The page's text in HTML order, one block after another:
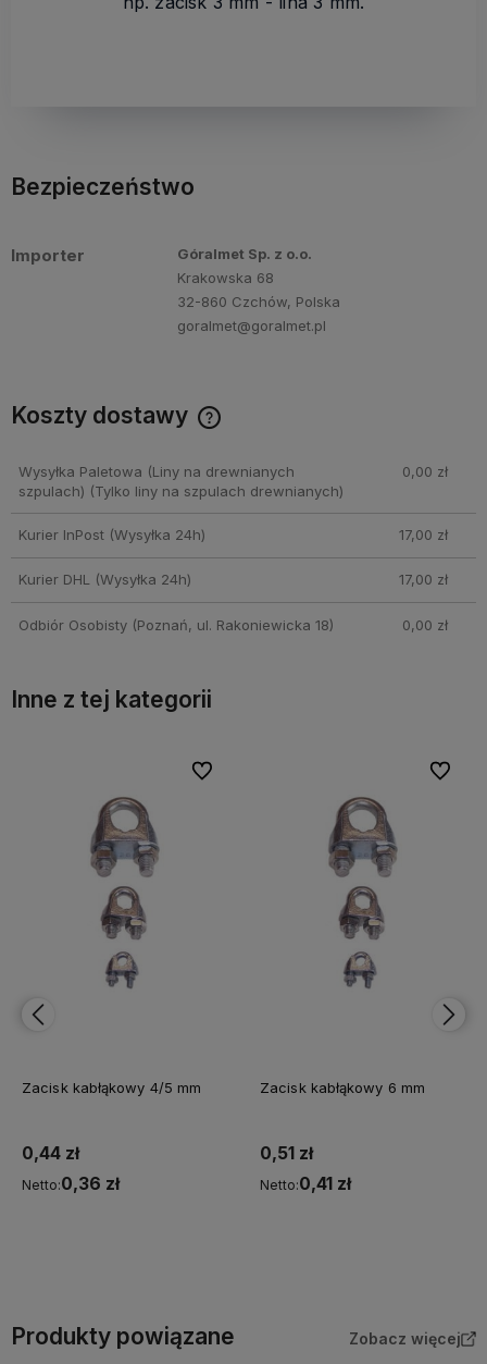
Bezpieczeństwo
Importer
Góralmet Sp. z o.o.
Krakowska 68
32-860 Czchów, Polska
goralmet@goralmet.pl
Koszty dostawy
Wysyłka Paletowa (Liny na drewnianych
szpulach) (Tylko liny na szpulach drewnianych)
0,00 zł
Kurier InPost(Wysyłka 24h) 17,00 zł
Kurier DHL(Wysyłka 24h) 17,00 zł
Odbiór Osobisty(Poznań, ul. Rakoniewicka 18) 0,00 zł
Inne z tej kategorii
Zacisk kabłąkowy 4/5 mm
0,44 zł
Netto:0,36 zł
Do ulubionych
Do ulubionych
Zacisk kabłąkowy 6 mm
0,51 zł
Netto:0,41 zł
Do
Do
Produkty powiązane Zobacz więcej